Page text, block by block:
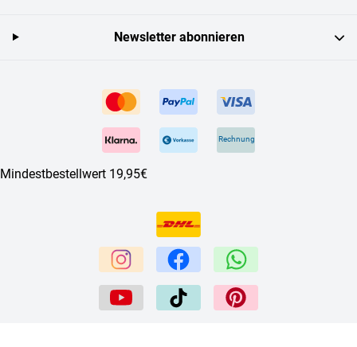
Rechnung
Mindestbestellwert 19,95€
Newsletter abonnieren